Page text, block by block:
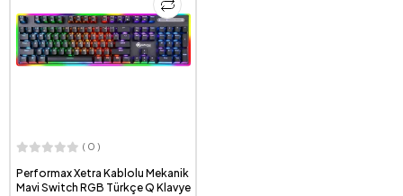
( 0 )
Performax Xetra Kablolu Mekanik
Mavi Switch RGB Türkçe Q Klavye